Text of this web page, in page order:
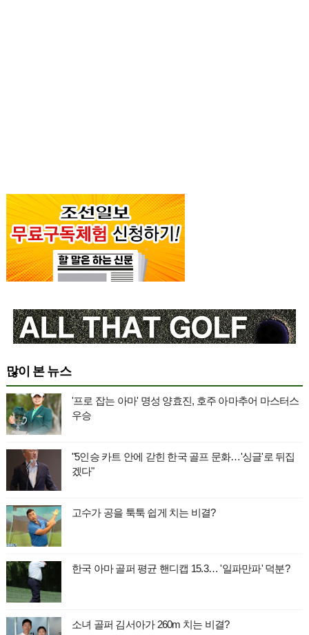
많이 본 뉴스
'프로 잡는 아마' 명성 양효진, 호주 아마추어 마스터스
우승
"5인승 카트 안에 갇힌 한국 골프 문화…'싱글'로 뒤집
겠다"
고수가 공을 툭툭 쉽게 치는 비결?
한국 아마 골퍼 평균 핸디캡 15.3… '일파만파' 덕분?
소녀 골퍼 김서아가 260m 치는 비결?